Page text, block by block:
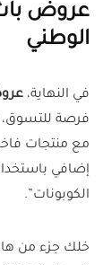
عروض باث
الوطني
في النهاية،
فرصة للتسوق،
مع منتجات
إضافي
الكوبونات”.
خلك جزء من